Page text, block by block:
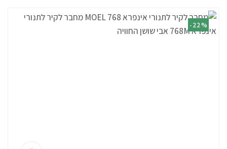
-22%